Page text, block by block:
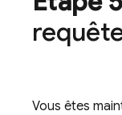
Vous êtes